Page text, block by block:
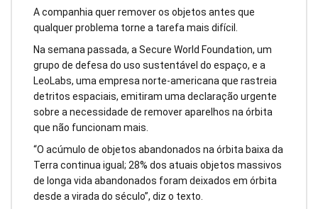
A companhia quer remover os objetos antes que
qualquer problema torne a tarefa mais difícil.
Na semana passada, a Secure World Foundation, um
grupo de defesa do uso sustentável do espaço, e a
LeoLabs, uma empresa norte-americana que rastreia
detritos espaciais, emitiram uma declaração urgente
sobre a necessidade de remover aparelhos na órbita
que não funcionam mais.
“O acúmulo de objetos abandonados na órbita baixa da
Terra continua igual; 28% dos atuais objetos massivos
de longa vida abandonados foram deixados em órbita
desde a virada do século”, diz o texto.